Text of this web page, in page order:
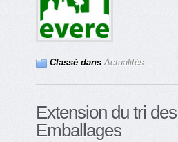
Classé dans Actualités
Extension du tri
Emballages